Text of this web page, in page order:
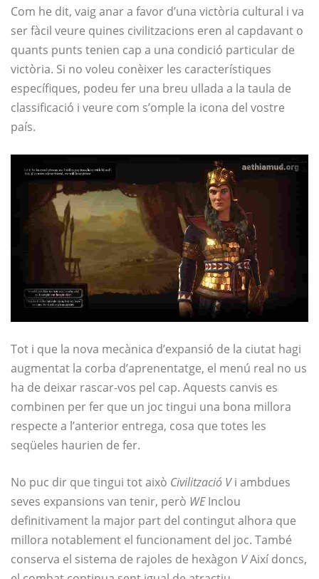
Com he dit, vaig anar a favor d’una victòria cultural i va
ser fàcil veure quines civilitzacions eren al capdavant o
quants punts tenien cap a una condició particular de
victòria. Si no voleu conèixer les característiques
específiques, podeu fer una breu ullada a la taula de
classificació i veure com s’omple la icona del vostre
país.
Tot i que la nova mecànica d’expansió de la ciutat hagi
augmentat la corba d’aprenentatge, el menú real no us
ha de deixar rascar-vos pel cap. Aquests canvis es
combinen per fer que un joc tingui una bona millora
respecte a l’anterior entrega, cosa que totes les
seqüeles haurien de fer.
No puc dir que tingui tot això Civilització Vi ambdues
seves expansions van tenir, però WEInclou
definitivament la major part del contingut alhora que
millora notablement el funcionament del joc. També
conserva el sistema de rajoles de hexàgon VAixí doncs,